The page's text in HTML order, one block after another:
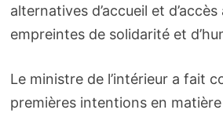
alternatives d’accueil et
empreintes de solidarité et
Le ministre de l’intérieur a fait
premières intentions en